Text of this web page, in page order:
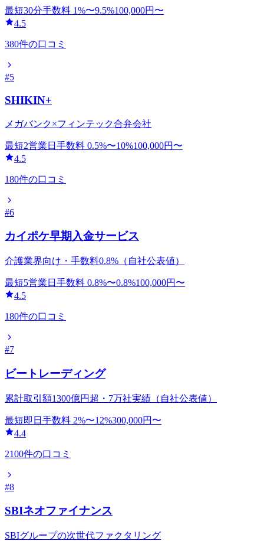
最短30分手数料 1%〜9.5%100,000円〜
4.5
380件の口コミ
#5
SHIKIN+
メガバンク×フィンテック合弁会社
最短2営業日 手数料 0.5%〜10%100,000円〜
4.5
180件の口コミ
#6
カイポケ早期入金サービス
介護業界向け・手数料0.8%（自社公表値）
最短5営業日 手数料 0.8%〜0.8%100,000円〜
4.5
180件の口コミ
#7
ビートレーディング
累計取引額1300億円超・7万社実績（自社公表値）
最短即日 手数料 2%〜12%300,000円〜
4.4
2100件の口コミ
#8
SBIネオファイナンス
SBIグループの次世代ファクタリング